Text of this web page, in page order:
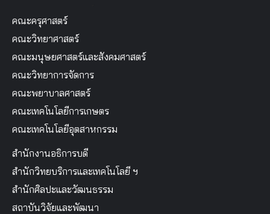
คณะครุศาสตร์
คณะวิทยาศาสตร์
คณะมนุษยศาสตร์และสังคมศาสตร์
คณะวิทยาการจัดการ
คณะพยาบาลศาสตร์
คณะเทคโนโลยีการเกษตร
คณะเทคโนโลยีอุตสาหกรรม
สำนักงานอธิการบดี
สำนักวิทยบริการและเทคโนโลยี ฯ
สำนักศิลปะและวัฒนธรรม
สถาบันวิจัยและพัฒนา